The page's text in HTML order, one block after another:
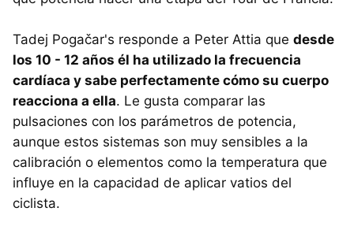
Tadej Pogačar's responde a Peter Attia que desde
los 10 - 12 años él ha utilizado la frecuencia
cardíaca y sabe perfectamente cómo su cuerpo
reacciona a ella. Le gusta comparar las
pulsaciones con los parámetros de potencia,
aunque estos sistemas son muy sensibles a la
calibración o elementos como la temperatura que
influye en la capacidad de aplicar vatios del
ciclista.